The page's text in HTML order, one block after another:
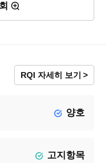
RQI 자세히 보기
양호
고지항목